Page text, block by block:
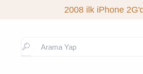
2008 ilk iPhone